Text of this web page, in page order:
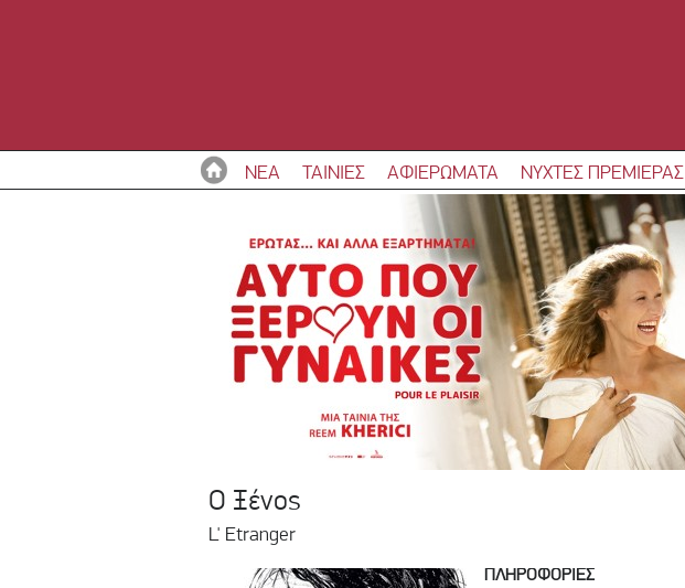
ΝΕΑ ΤΑΙΝΙΕΣ ΑΦΙΕΡΩΜΑΤΑ ΝΥΧΤΕΣ ΠΡΕΜΙΕΡΑΣ
Ο Ξένος
L' Etranger
ΠΛΗΡΟΦΟΡΙΕΣ